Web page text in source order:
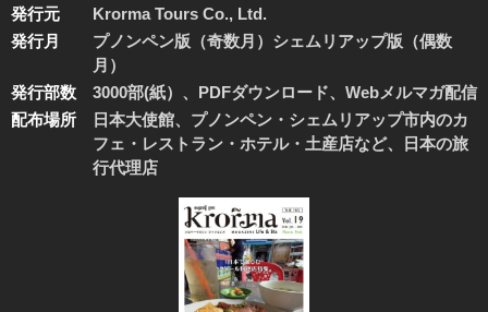
発行元
Krorma Tours Co., Ltd.
発行月
プノンペン版（奇数月）シェムリアップ版（偶数
月）
発行部数
3000部(紙）、PDFダウンロード、Webメルマガ配信
配布場所
日本大使館、プノンペン・シェムリアップ市内のカ
フェ・レストラン・ホテル・土産店など、日本の旅
行代理店